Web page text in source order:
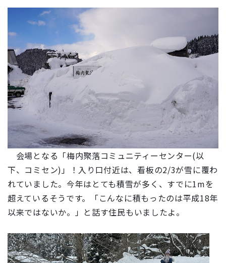
会場となる「梅内聚落コミュニティーセンター(以
下、コミセン)」！入り口付近は、看板の2/3が雪に覆わ
れていました。今年はとても積雪が多く、すでに1mを
超えているそうです。「 こんなに積もったのは平成18年
以来ではないか。
」と話す住民もいましたよ。